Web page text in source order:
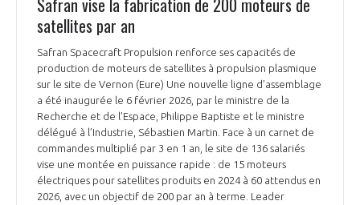
satellites par an
Safran Spacecraft Propulsion renforce ses capacités de
production de moteurs de satellites à propulsion plasmique
sur le site de Vernon (Eure) Une nouvelle ligne d’assemblage
a été inaugurée le 6 février 2026, par le ministre de la
Recherche et de l’Espace, Philippe Baptiste et le ministre
délégué à l’Industrie, Sébastien Martin. Face à un carnet de
commandes multiplié par 3 en 1 an, le site de 136 salariés
vise une montée en puissance rapide : de 15 moteurs
électriques pour satellites produits en 2024 à 60 attendus en
2026, avec un objectif de 200 par an à terme. Leader